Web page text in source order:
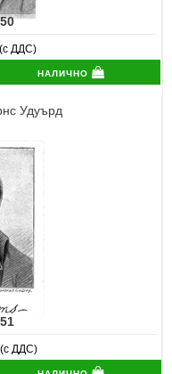
(с ДДС)
налично
Удуърд
(с ДДС)